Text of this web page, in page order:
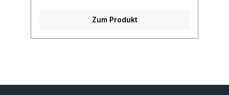
Zum Produkt